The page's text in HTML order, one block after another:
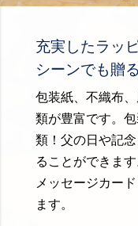
充実したラッ
シーンでも贈
包装紙、不織布
類が豊富です。
類！父の日や記
ることができま
メッセージカー
ます。